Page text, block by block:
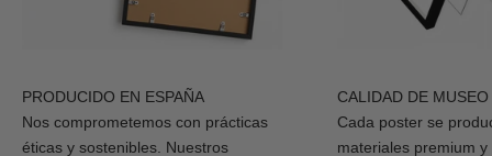
PRODUCIDO EN ESPAÑA
Nos comprometemos con prácticas
éticas y sostenibles. Nuestros
CALIDAD DE MUSEO
Cada poster se
materiales premium